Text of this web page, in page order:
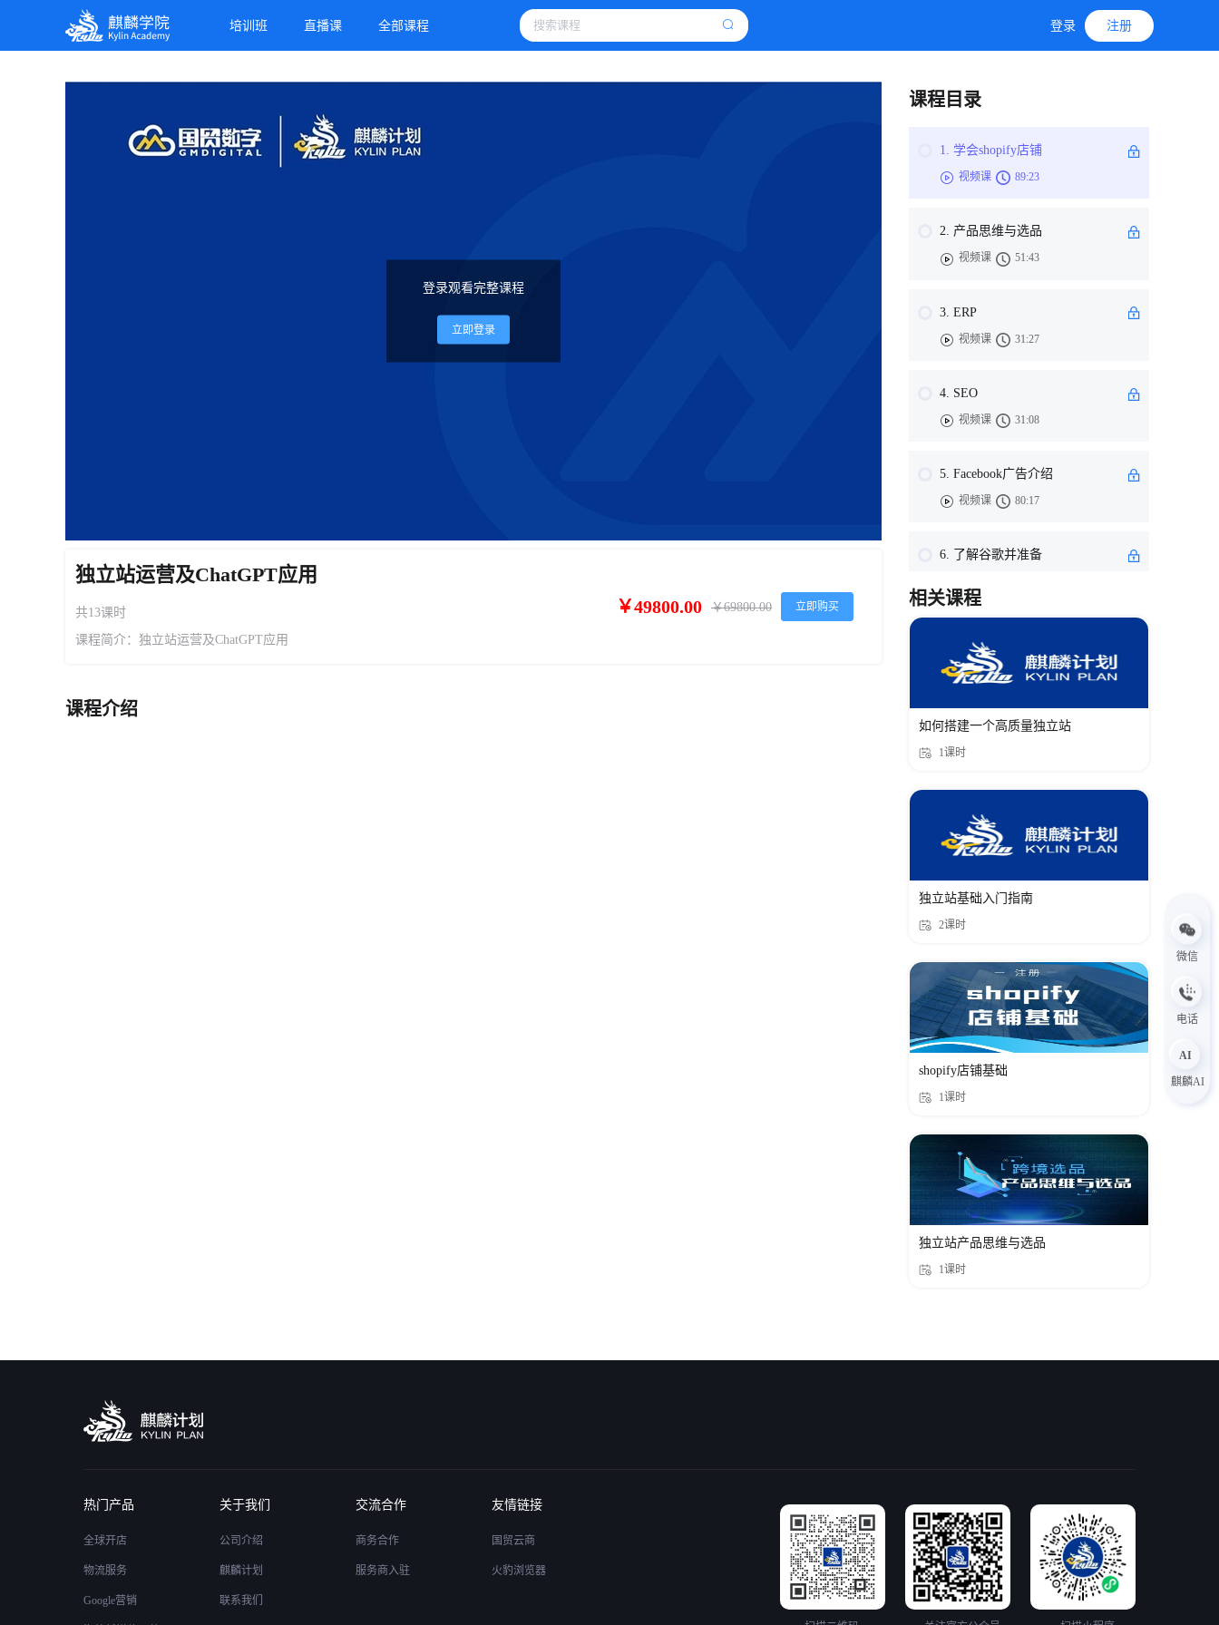
麒麟学院
Kylin Academy 培训班 直播课 全部课程 登录 注册
登录观看完整课程
立即登录
独立站运营及ChatGPT应用
共13课时
课程简介：独立站运营及ChatGPT应用
￥49800.00 ￥69800.00 立即购买
课程介绍
课程目录
1. 学会shopify店铺
视频课 89:23
2. 产品思维与选品
视频课 51:43
3. ERP
视频课 31:27
4. SEO
视频课 31:08
5. Facebook广告介绍
视频课 80:17
6. 了解谷歌并准备
视频课 35:34
8. 谷歌-搜索广告
视频课 68:50
10. 谷歌-购物广告
视频课 113:13
11. 谷歌-GMC
视频课 69:57
12. 社媒运营
视频课
视频课
相关课程
如何搭建一个高质量独立站
1课时
独立站基础入门指南
2课时
shopify店铺基础
1课时
独立站产品思维与选品
1课时
微信
电话
AI
麒麟AI
热门产品
全球开店
物流服务
Google营销
关于我们
公司介绍
麒麟计划
联系我们
交流合作
商务合作
服务商入驻
友情链接
国贸云商
火豹浏览器